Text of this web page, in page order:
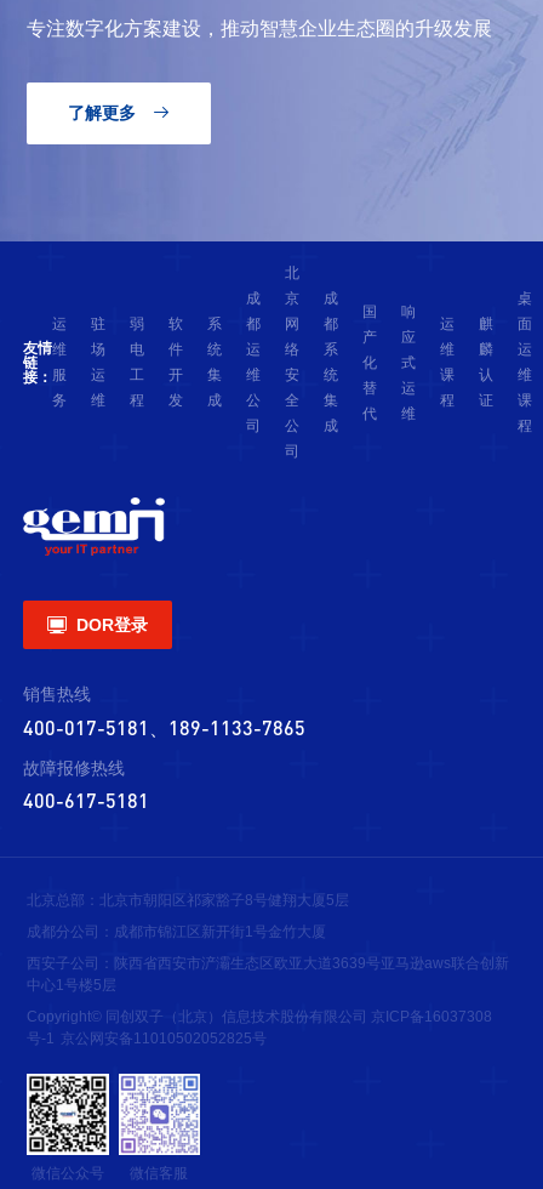
专注数字化方案建设，推动智慧企业生态圈的升级发展
了解更多 
友情
链
接：
运
维
服
务
驻
场
运
维
弱
电
工
程
软
件
开
发
系
统
集
成
成
都
运
维
公
司
北
京
网
络
安
全
公
司
成
都
系
统
集
成
国
产
化
替
代
响
应
式
运
维
运
维
课
程
麒
麟
认
证
桌
面
运
维
课
程
 DOR登录
销售热线
400-017-5181、189-1133-7865
故障报修热线
400-617-5181
北京总部：北京市朝阳区祁家豁子8号健翔大厦5层
成都分公司：成都市锦江区新开街1号金竹大厦
西安子公司：陕西省西安市浐灞生态区欧亚大道3639号亚马逊aws联合创新
中心1号楼5层
Copyright© 同创双子（北京）信息技术股份有限公司 京ICP备16037308
号-1
京公网安备11010502052825号
微信公众号 微信客服